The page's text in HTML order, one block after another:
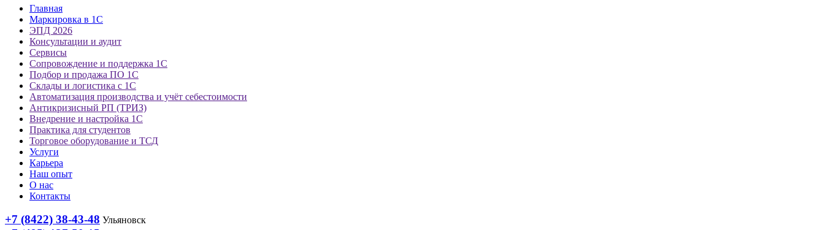
Главная
Маркировка в 1С
ЭПД 2026
Консультации и аудит
Сервисы
Сопровождение и поддержка 1С
Подбор и продажа ПО 1С
Склады и логистика с 1С
Автоматизация производства и учёт себестоимости
Антикризисный РП (ТРИЗ)
Внедрение и настройка 1С
Практика для студентов
Торговое оборудование и ТСД
Услуги
Карьера
Наш опыт
О нас
Контакты
+7 (8422) 38-43-48 Ульяновск